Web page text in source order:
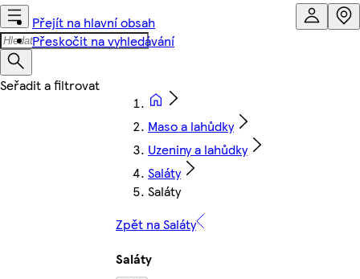
Přejít na hlavní obsah
Přeskočit na vyhledávání
Maso a lahůdky
Uzeniny a lahůdky
Saláty
Saláty
Zpět na Saláty
Saláty